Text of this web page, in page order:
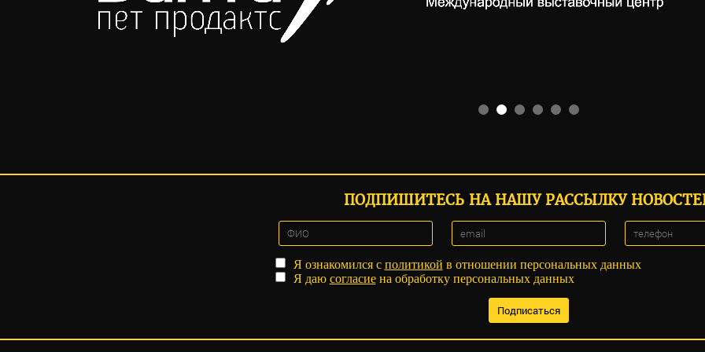
ПОДПИШИТЕСЬ НА НАШУ РАССЫЛКУ
Я ознакомился с политикой в отношении персональных данных
Я даю согласиена обработку персональных данных